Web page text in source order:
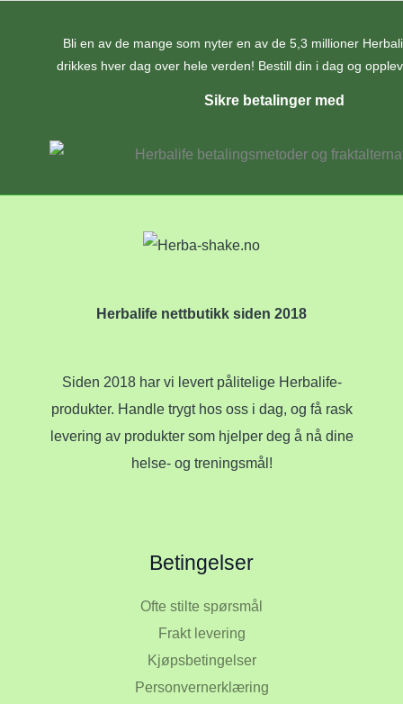
Bli en av de mange som nyter en av de 5,3 millioner
drikkes hver dag over hele verden! Bestill din i dag og
Sikre betalinger med
Herbalife nettbutikk siden 2018
Siden 2018 har vi levert pålitelige Herbalife-
produkter. Handle trygt hos oss i dag, og få rask
levering av produkter som hjelper deg å nå dine
helse- og treningsmål!
Betingelser
Ofte stilte spørsmål
Frakt levering
Kjøpsbetingelser
Personvernerklæring